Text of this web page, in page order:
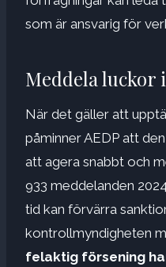
som är ansvarig för
Meddela luckor
När det gäller att
påminner AEDP att
att agera snabbt och
933 meddelanden
tid kan förvärra
kontrollmyndigheten
felaktig försening